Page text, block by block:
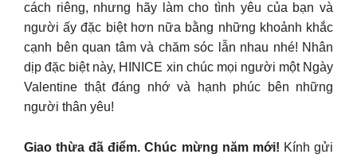
cách riêng, nhưng hãy làm cho tình yêu của bạn và
người ấy đặc biệt hơn nữa bằng những khoảnh khắc
cạnh bên quan tâm và chăm sóc lẫn nhau nhé! Nhân
dịp đặc biệt này, HINICE xin chúc mọi người một Ngày
Valentine thật đáng nhớ và hạnh phúc bên những
người thân yêu!
Giao thừa đã điểm. Chúc mừng năm mới! Kính gửi